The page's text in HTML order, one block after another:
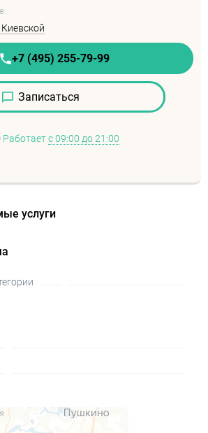
+7 (495) 255-79-99
Записаться
Работает с 09:00 до 21:00
услуги